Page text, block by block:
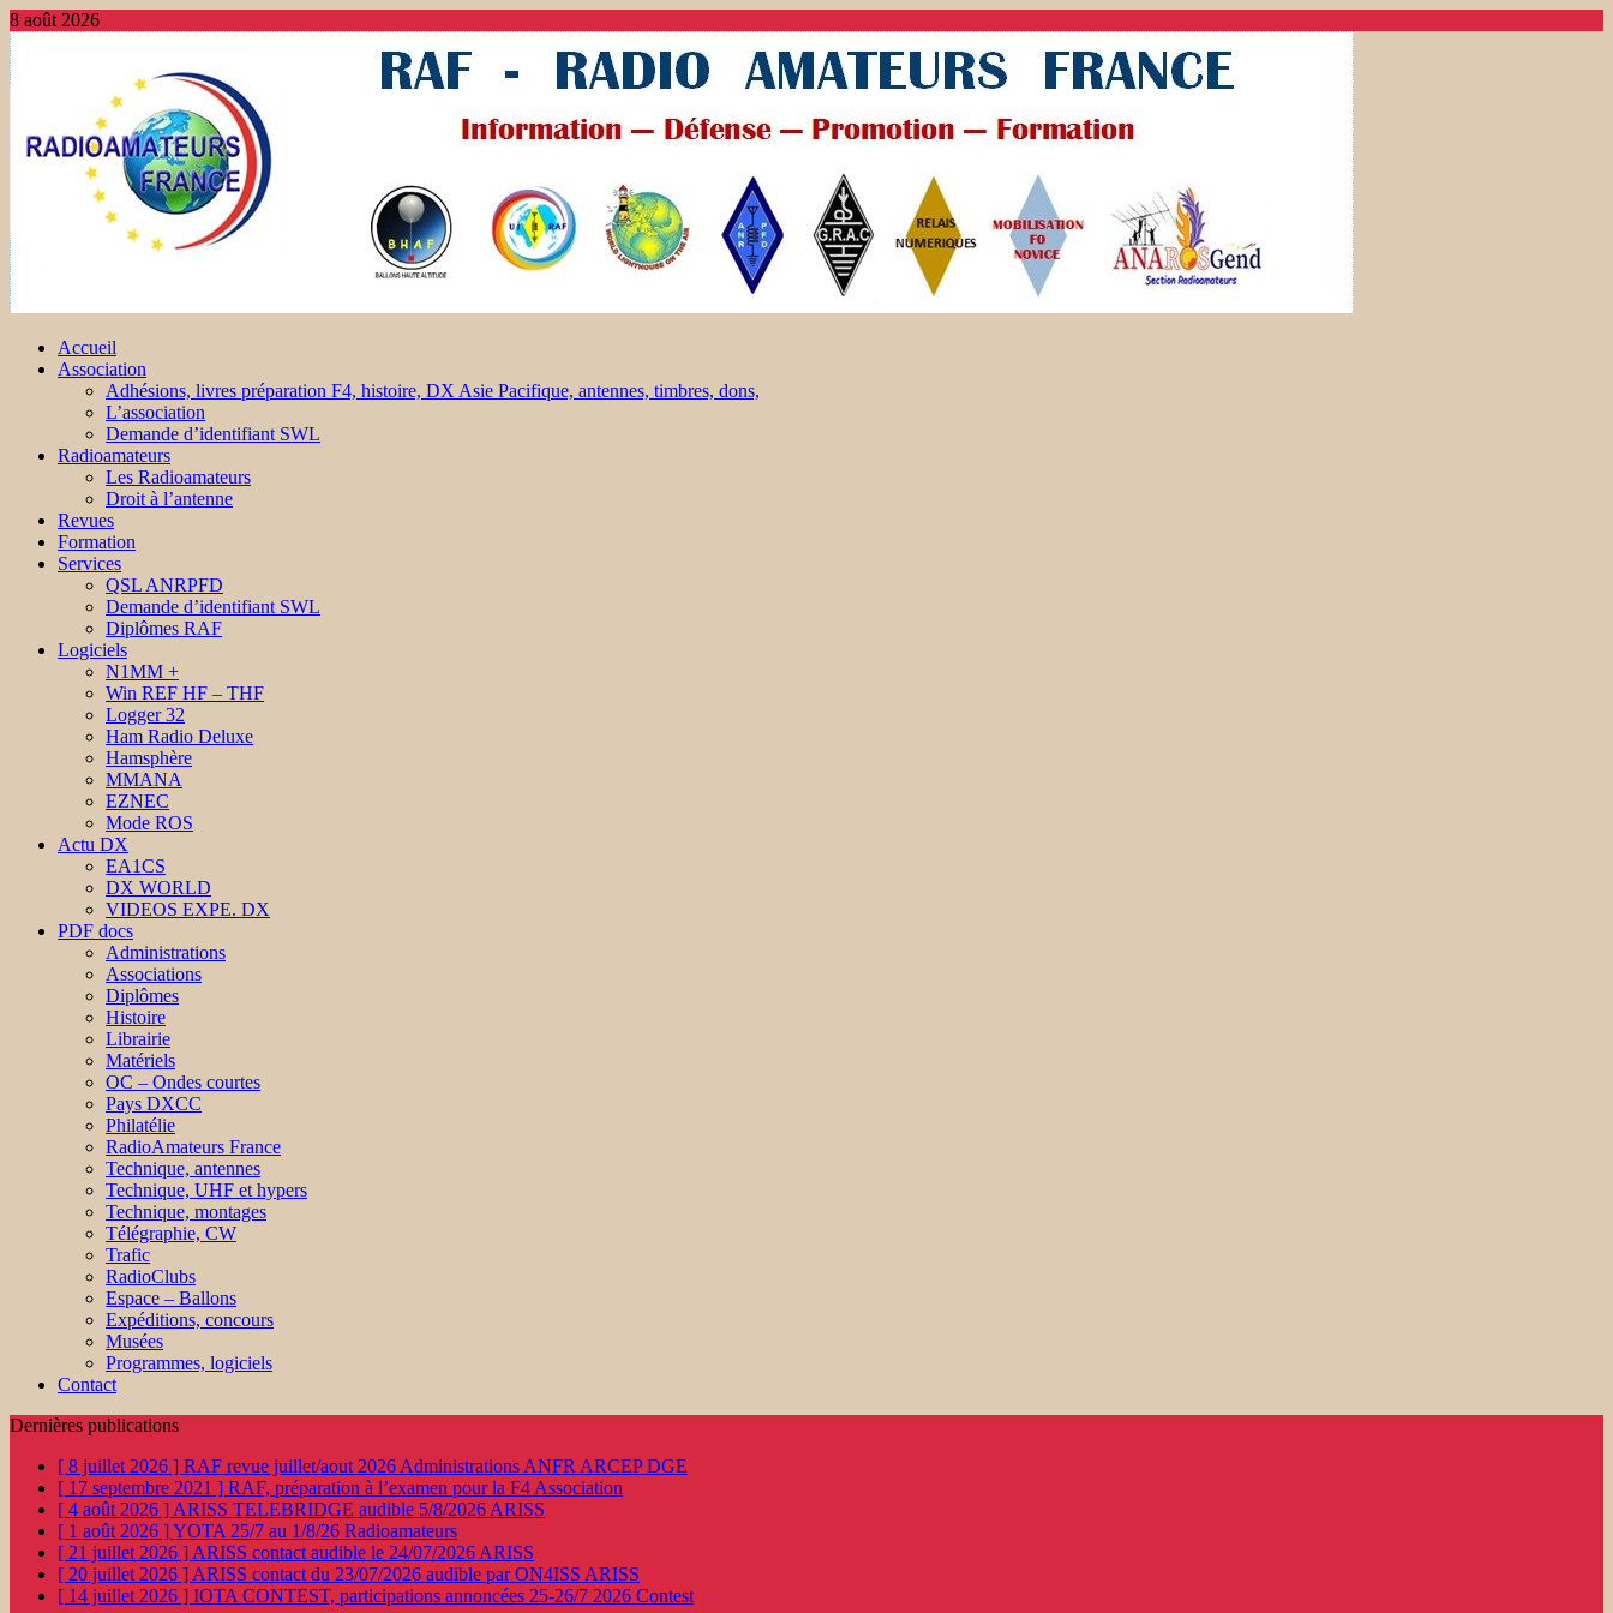
8 août 2026
Accueil
Association
Adhésions, livres préparation F4, histoire, DX Asie Pacifique, antennes, timbres, dons,
L’association
Demande d’identifiant SWL
Radioamateurs
Les Radioamateurs
Droit à l’antenne
Revues
Formation
Services
QSL ANRPFD
Demande d’identifiant SWL
Diplômes RAF
Logiciels
N1MM +
Win REF HF – THF
Logger 32
Ham Radio Deluxe
Hamsphère
MMANA
EZNEC
Mode ROS
Actu DX
EA1CS
DX WORLD
VIDEOS EXPE. DX
PDF docs
Administrations
Associations
Diplômes
Histoire
Librairie
Matériels
OC – Ondes courtes
Pays DXCC
Philatélie
RadioAmateurs France
Technique, antennes
Technique, UHF et hypers
Technique, montages
Télégraphie, CW
Trafic
RadioClubs
Espace – Ballons
Expéditions, concours
Musées
Programmes, logiciels
Contact
Dernières publications
[ 8 juillet 2026 ] RAF revue juillet/aout 2026 Administrations ANFR ARCEP DGE
[ 17 septembre 2021 ] RAF, préparation à l’examen pour la F4 Association
[ 4 août 2026 ] ARISS TELEBRIDGE audible 5/8/2026 ARISS
[ 1 août 2026 ]YOTA 25/7 au 1/8/26 Radioamateurs
[ 21 juillet 2026 ] ARISS contact audible le 24/07/2026 ARISS
[ 20 juillet 2026 ] ARISS contact du 23/07/2026 audible par ON4ISS ARISS
[ 14 juillet 2026 ] IOTA CONTEST, participations annoncées 25-26/7 2026 Contest